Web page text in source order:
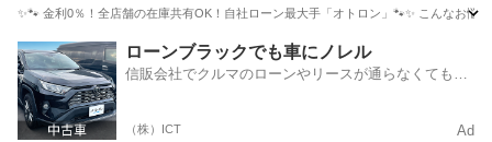
✨🐾 金利0％！全店舗の在庫共有OK！自社ローン最大手「オトロン」🐾✨ こんなお
岐阜 不破郡 ステラ
ローンブラックでも車にノレル
信販会社でクルマのローンやリースが通らなくてもク
（株）ICT Ad